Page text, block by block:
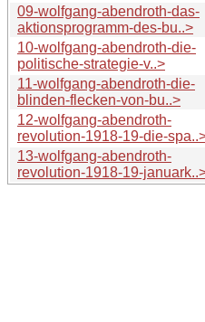
09-wolfgang-abendroth-das-
aktionsprogramm-des-bu..>
10-wolfgang-abendroth-die-
politische-strategie-v..>
11-wolfgang-abendroth-die-
blinden-flecken-von-bu..>
12-wolfgang-abendroth-
revolution-1918-19-die-
13-wolfgang-abendroth-
revolution-1918-19-